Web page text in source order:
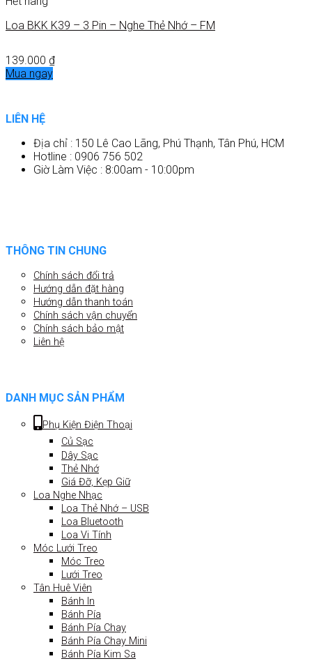
Loa BKK K39 – 3 Pin – Nghe Thẻ Nhớ – FM
139.000 ₫
Mua ngay
LIÊN HỆ
Địa chỉ : 150 Lê Cao Lãng, Phú Thạnh, Tân Phú, HCM
Hotline : 0906 756 502
Giờ Làm Việc : 8:00am - 10:00pm
THÔNG TIN CHUNG
Chính sách đổi trả
Hướng dẫn đặt hàng
Hướng dẫn thanh toán
Chính sách vận chuyển
Chính sách bảo mật
Liên hệ
DANH MỤC SẢN PHẨM
Phụ Kiện Điện Thoại
Củ Sạc
Dây Sạc
Thẻ Nhớ
Giá Đỡ, Kẹp Giữ
Loa Nghe Nhạc
Loa Thẻ Nhớ – USB
Loa Bluetooth
Loa Vi Tính
Móc Lưới Treo
Móc Treo
Lưới Treo
Tân Huê Viên
Bánh In
Bánh Pía
Bánh Pía Chay
Bánh Pía Chay Mini
Bánh Pía Kim Sa